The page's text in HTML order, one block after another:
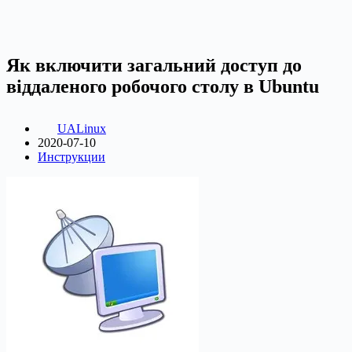
Як включити загальний доступ до
віддаленого робочого столу в Ubuntu
UALinux
2020-07-10
Инструкции